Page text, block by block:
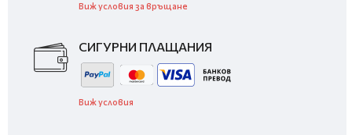
Виж условия за връщане
СИГУРНИ ПЛАЩАНИЯ
Виж условия